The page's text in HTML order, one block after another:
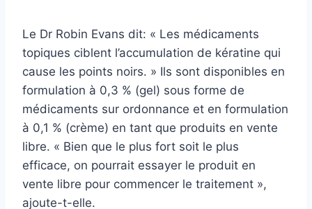
Le Dr Robin Evans dit: « Les médicaments
topiques ciblent l’accumulation de kératine qui
cause les points noirs. » Ils sont disponibles en
formulation à 0,3 % (gel) sous forme de
médicaments sur ordonnance et en formulation
à 0,1 % (crème) en tant que produits en vente
libre. « Bien que le plus fort soit le plus
efficace, on pourrait essayer le produit en
vente libre pour commencer le traitement »,
ajoute-t-elle.